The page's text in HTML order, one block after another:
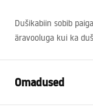
Dušikabiin sobib
äravooluga kui ka
Omadused